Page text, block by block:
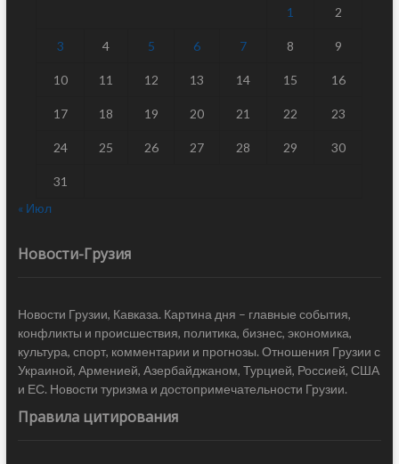
1 2
3 4 5 6 7 8 9
10 11 12 13 14 15 16
17 18 19 20 21 22 23
24 25 26 27 28 29 30
31
« Июл
Новости-Грузия
Новости Грузии, Кавказа. Картина дня – главные события,
конфликты и происшествия, политика, бизнес, экономика,
культура, спорт, комментарии и прогнозы. Отношения Грузии с
Украиной, Арменией, Азербайджаном, Турцией, Россией, США
и ЕС. Новости туризма и достопримечательности Грузии.
Правила цитирования